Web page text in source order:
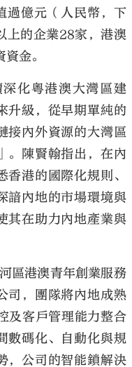
過億元（人民幣，下
上的企業28家，港澳
金。
化粵港澳大灣區建
升級，從早期單純的
接內外資源的大灣區
。陳賢翰指出，在內
港的國際化規則、
諳內地的市場環境與
其在助力內地產業與
區港澳青年創業服務
司，團隊將內地成熟
及客戶管理能力整合
數碼化、自動化與規
，公司的智能鎖解決